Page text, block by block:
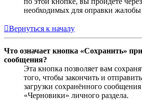
необходимых для оправки
Вернуться к началу
Что означает кнопка «Сохранить»
сообщения?
Эта кнопка позволяет вам
того, чтобы закончить и
загрузки сохранённого
«Черновики» личного раздела.